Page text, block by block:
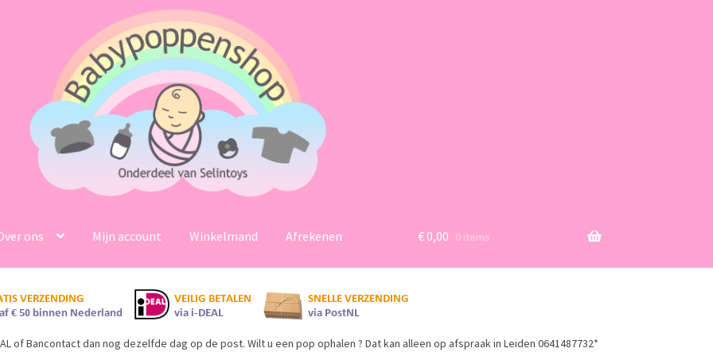
ons Mijn account Winkelmand Afrekenen €0,00 0 items
of Bancontact dan nog dezelfde dag op de post. Wilt u een pop ophalen ? Dat kan alleen op afspraak in Leiden 0641487732*